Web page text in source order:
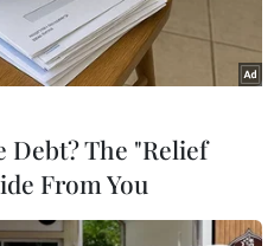
Debt? The "Relief
From You